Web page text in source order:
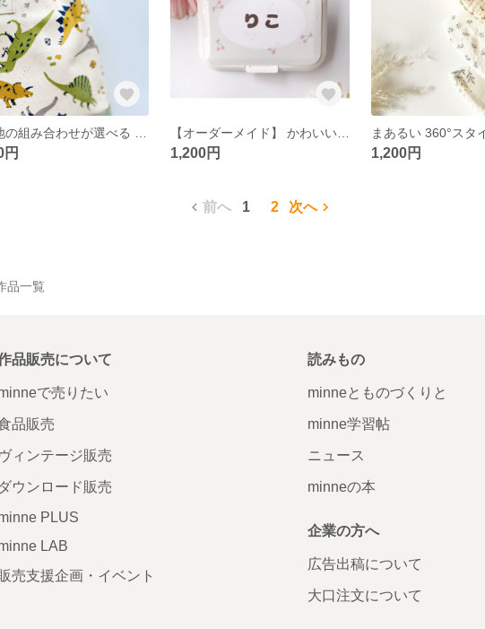
円 1,200円
まあるい 360°スタ
1,200円
前へ 1 2 次へ
品一覧
品販売について
で売りたい
品販売
ヴィンテージ販売
ダウンロード販売
PLUS
LAB
売支援企画・イベント
読みもの
minneとものづくりと
minne学習帖
ニュース
minneの本
企業の方へ
広告出稿について
大口注文について